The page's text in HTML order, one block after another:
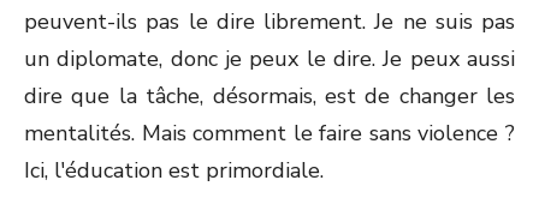
peuvent-ils pas le dire librement. Je ne suis pas
un diplomate, donc je peux le dire. Je peux aussi
dire que la tâche, désormais, est de changer les
mentalités. Mais comment le faire sans violence ?
Ici, l'éducation est primordiale.